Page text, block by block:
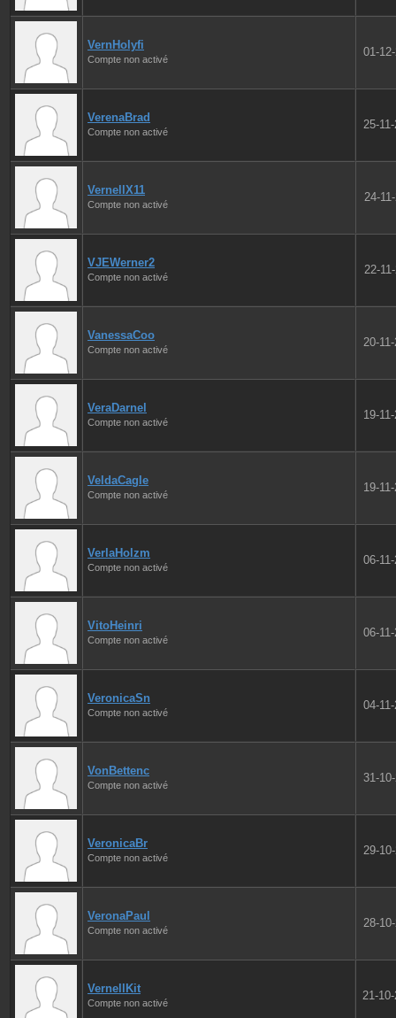
VernHolyfi
Compte non activé
01-
VerenaBrad
Compte non activé
25-
VernellX11
Compte non activé
24-
VJEWerner2
Compte non activé
22-
VanessaCoo
Compte non activé
20-
VeraDarnel
Compte non activé
19-
VeldaCagle
Compte non activé
19-
VerlaHolzm
Compte non activé
06-
VitoHeinri
Compte non activé
06-
VeronicaSn
Compte non activé
04-
VonBettenc
Compte non activé
31-
VeronicaBr
Compte non activé
29-
VeronaPaul
Compte non activé
28-
VernellKit
Compte non activé
21-